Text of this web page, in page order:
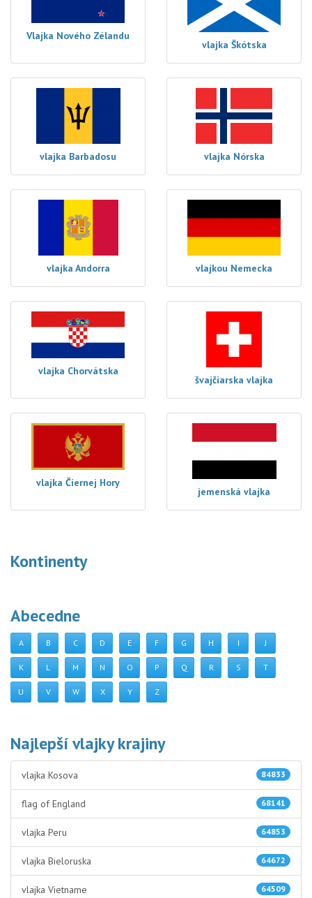
Vlajka Nového Zélandu
vlajka Škótska
vlajka Barbadosu vlajka Nórska
vlajka Andorra vlajkou Nemecka
vlajka Chorvátska
švajčiarska vlajka
vlajka Čiernej Hory
jemenská vlajka
Kontinenty
Abecedne
A B C D E F G H I J
K L M N O P Q R S T
U V W X Y Z
Najlepší vlajky krajiny
84833
vlajka Kosova
68141
flag of England
64853
vlajka Peru
64672
vlajka Bieloruska
64509
vlajka Vietname